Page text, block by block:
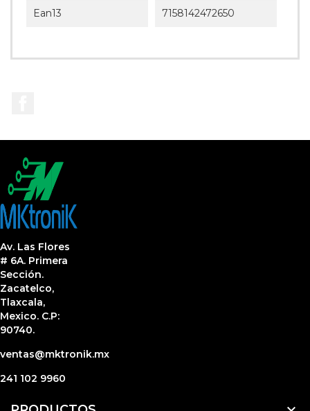
Ean13 7158142472650
Av. Las Flores
# 6A. Primera
Sección.
Zacatelco,
Tlaxcala,
Mexico. C.P:
90740.
ventas@mktronik.mx
241 102 9960